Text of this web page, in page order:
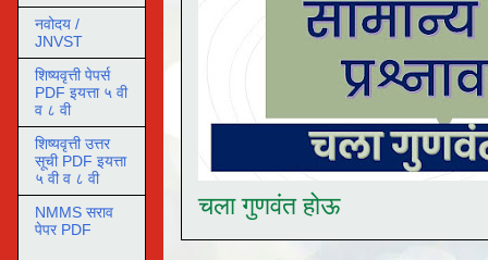
चला गुणवंत होऊ
नवोदय /
JNVST
शिष्यवृत्ती पेपर्स
PDF इयत्ता ५ वी
व ८ वी
शिष्यवृत्ती उत्तर
सूची PDF इयत्ता
५ वी व ८ वी
NMMS सराव
पेपर PDF